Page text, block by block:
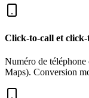
Click-to-call et
Numéro de
Maps). Conversion